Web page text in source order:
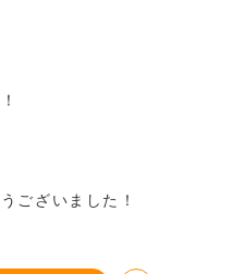
ございました！